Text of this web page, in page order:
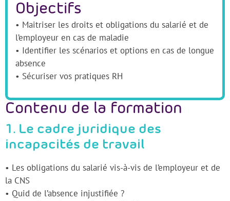
Objectifs
• Maitriser les droits et obligations du salarié et de
l’employeur en cas de maladie
• Identifier les scénarios et options en cas de longue
absence
• Sécuriser vos pratiques RH
Contenu de la formation
1. Le cadre juridique des
incapacités de travail
• Les obligations du salarié vis-à-vis de l’employeur et de
la CNS
• Quid de l’absence injustifiée ?